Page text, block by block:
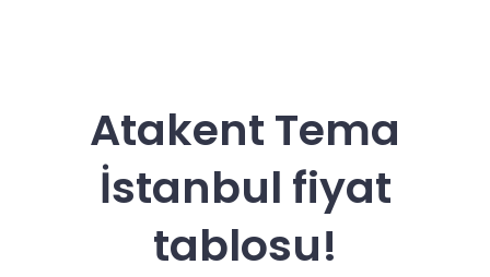
Atakent Tema
İstanbul fiyat
tablosu!